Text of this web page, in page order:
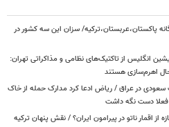
پاکستان،عربستان،ترکیه/ سزان این سه کشور در
انگلیس از تاکتیک‌های نظامی و مذاکراتی تهران:
حال اهرم‌سازی هستند
سعودی در عراق / ریاض ادعا کرد مدارک حمله از خاک
فعلا دست نگه داشت
از اقمار ناتو در پیرامون ایران؟ / نقش پنهان ترکیه